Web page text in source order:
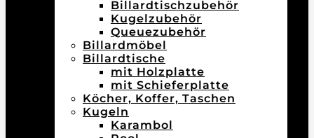
Billardtischzubehör
Kugelzubehör
Queuezubehör
Billardmöbel
Billardtische
mit Holzplatte
mit Schieferplatte
Köcher, Koffer, Taschen
Kugeln
Karambol